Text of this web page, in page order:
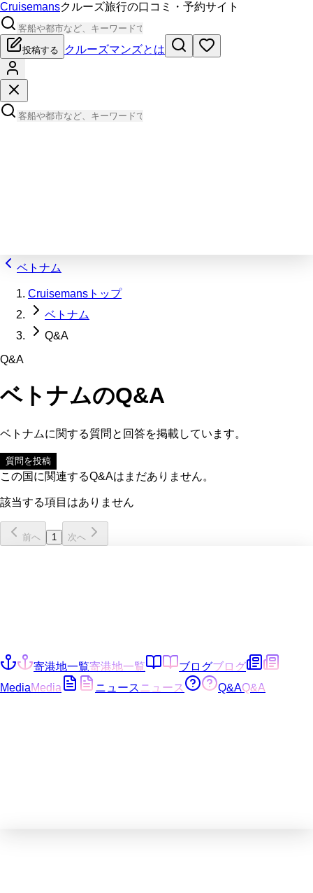
Cruisemansクルーズ旅行の口コミ・予約サイト
投稿する クルーズマンズとは
ベトナム
Cruisemansトップ
ベトナム
Q&A
Q&A
ベトナムのQ&A
ベトナムに関する質問と回答を掲載しています。
質問を投稿
この国に関連するQ&Aはまだありません。
該当する項目はありません
前へ 1 次へ
寄港地一覧寄港地一覧 ブログブログ
MediaMedia ニュース ニュース Q&AQ&A